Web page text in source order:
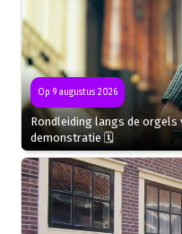
Op 9 augustus 2026
Rondleiding langs de orgels
demonstratie 🗓